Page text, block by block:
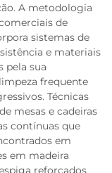
A metodologia
de
sistemas de
e materiais
pela sua
frequente
Técnicas
mesas e cadeiras
contínuas que
em
em madeira
reforçados